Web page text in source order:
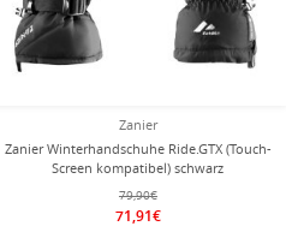
Zanier
Zanier Winterhandschuhe Ride.GTX (Touch-
Screen kompatibel) schwarz
79,90€
71,91€